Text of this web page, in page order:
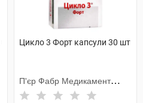
Цикло 3 Форт капсули 30 шт
П'єр Фабр Медикамент
Продакшн